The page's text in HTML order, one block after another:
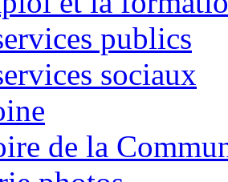
publics
sociaux
de la